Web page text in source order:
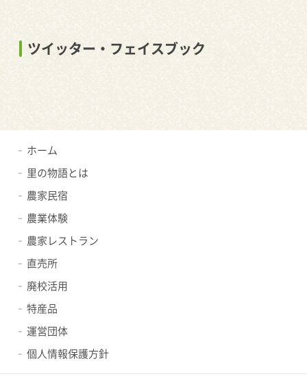
ツイッター・フェイスブック
ホーム
里の物語とは
農家民宿
農業体験
農家レストラン
直売所
廃校活用
特産品
運営団体
個人情報保護方針